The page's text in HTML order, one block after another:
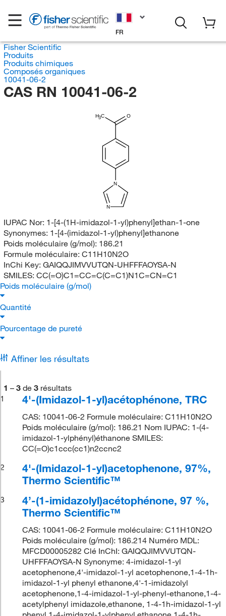
FR
Fisher Scientific
Produits
Produits chimiques
Composés organiques
10041-06-2
CAS RN 10041-06-2
H3C O
N
N
IUPAC Nor: 1-[4-(1H-imidazol-1-yl)phenyl]ethan-1-one
Synonymes: 1-[4-(imidazol-1-yl)phenyl]ethanone
Poids moléculaire (g/mol): 186.21
Formule moléculaire: C11H10N2O
InChi Key: GAIQQJIMVVUTQN-UHFFFAOYSA-N
SMILES: CC(=O)C1=CC=C(C=C1)N1C=CN=C1
Poids moléculaire (g/mol)
Quantité
Pourcentage de pureté
Affiner les résultats
1 – 3 de 3 résultats
1
4'-(Imidazol-1-yl)acétophénone, TRC
CAS: 10041-06-2 Formule moléculaire: C11H10N2O
Poids moléculaire (g/mol): 186.21 Nom IUPAC: 1-(4-
imidazol-1-ylphényl)éthanone SMILES:
CC(=O)c1ccc(cc1)n2ccnc2
2
4'-(Imidazol-1-yl)acetophenone, 97%,
Thermo Scientific™
3
4’-(1-imidazolyl)acétophénone, 97 %,
Thermo Scientific™
CAS: 10041-06-2 Formule moléculaire: C11H10N2O
Poids moléculaire (g/mol): 186.214 Numéro MDL:
MFCD00005282 Clé InChI: GAIQQJIMVVUTQN-
UHFFFAOYSA-N Synonyme: 4-imidazol-1-yl
acetophenone,4'-imidazol-1-yl acetophenone,1-4-1h-
imidazol-1-yl phenyl ethanone,4'-1-imidazolyl
acetophenone,1-4-imidazol-1-yl-phenyl-ethanone,1-4-
acetylphenyl imidazole,ethanone, 1-4-1h-imidazol-1-yl